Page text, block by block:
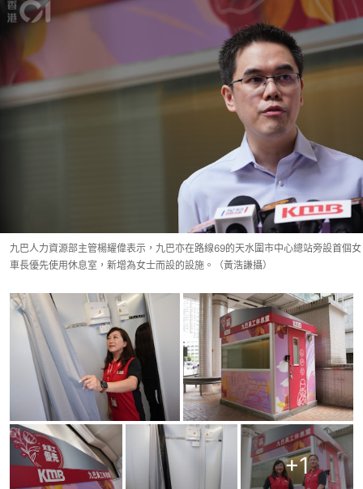
九巴人力資源部主管楊耀偉表示，九巴亦在路線69的天水圍市中心總站旁設首個女
車長優先使用休息室，新增為女士而設的設施。（黃浩謙攝）
+1